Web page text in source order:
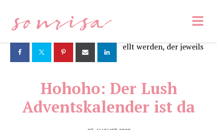
sonrisa
Hohoho: Der Lush
Adventskalender ist da